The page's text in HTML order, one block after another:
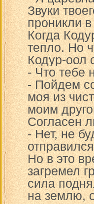
Звуки
проникли
Когда
тепло. Но
Кодур-оол
- Что тебе
- Пойдем
моя из
моим
Согласен
- Нет, не
Но в это
загремел
сила
на землю,